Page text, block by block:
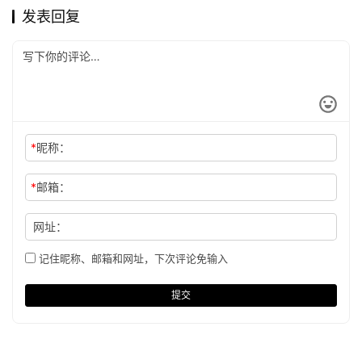
发表回复
*昵称：
*邮箱：
网址：
记住昵称、邮箱和网址，下次评论免输入
提交